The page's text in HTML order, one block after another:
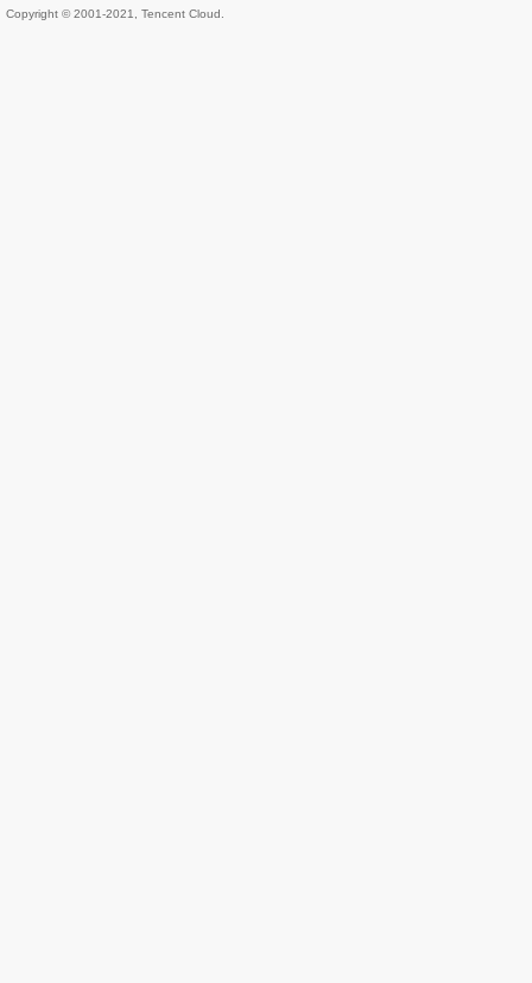
Copyright © 2001-2021, Tencent Cloud.